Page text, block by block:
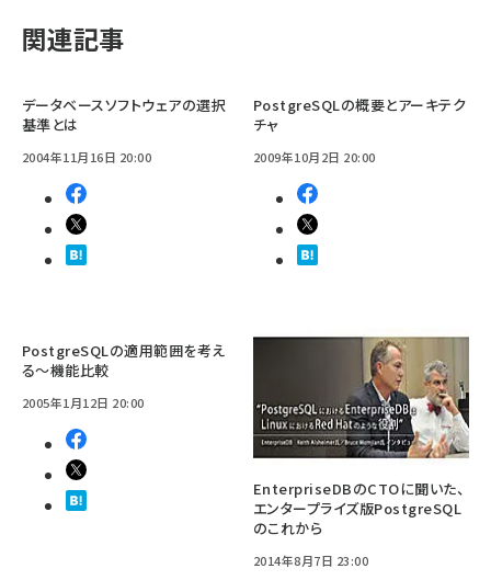
関連記事
データベースソフトウェアの選択
基準とは
2004年11月16日 20:00
PostgreSQLの概要とアーキテク
チャ
2009年10月2日 20:00
PostgreSQLの適用範囲を考え
る〜機能比較
2005年1月12日 20:00
EnterpriseDBのCTOに聞いた、
エンタープライズ版PostgreSQL
のこれから
2014年8月7日 23:00